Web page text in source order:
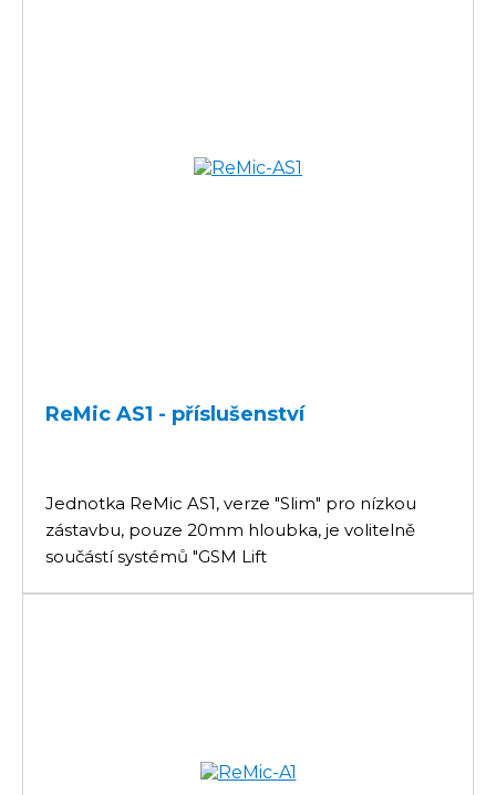
ReMic AS1 - příslušenství
Jednotka ReMic AS1, verze "Slim" pro nízkou
zástavbu, pouze 20mm hloubka, je volitelně
součástí systémů "GSM Lift